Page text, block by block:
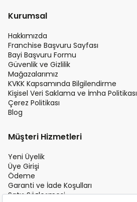
Kurumsal
Hakkımızda
Franchise Başvuru Sayfası
Bayi Başvuru Formu
Güvenlik ve Gizlilik
Mağazalarımız
KVKK Kapsamında Bilgilendirme
Kişisel Veri Saklama ve İmha Politikası
Çerez Politikası
Blog
Müşteri Hizmetleri
Yeni Üyelik
Üye Girişi
Ödeme
Garanti ve İade Koşulları
Satış Sözleşmesi